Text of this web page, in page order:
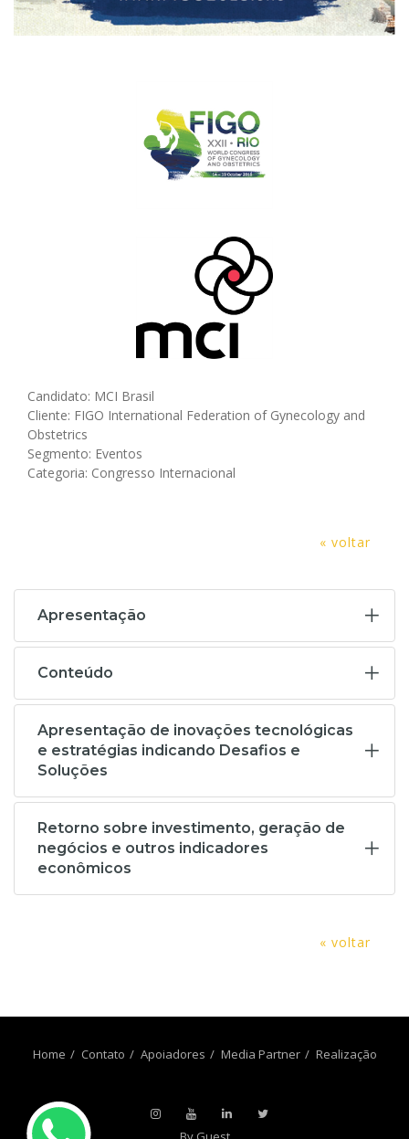
Candidato: MCI Brasil
Cliente: FIGO International Federation of Gynecology and
Obstetrics
Segmento: Eventos
Categoria: Congresso Internacional
« voltar
Apresentação
Conteúdo
Apresentação de inovações tecnológicas
e estratégias indicando Desafios e
Soluções
Retorno sobre investimento, geração de
negócios e outros indicadores
econômicos
« voltar
Home Contato Apoiadores Media Partner Realização